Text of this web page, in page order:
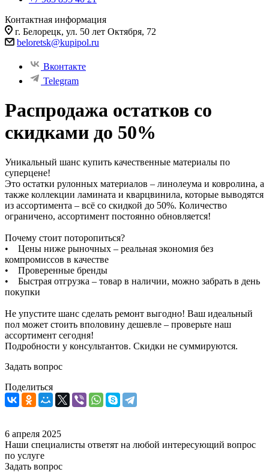
Контактная информация
г. Белорецк, ул. 50 лет Октября, 72
beloretsk@kupipol.ru
Вконтакте
Telegram
Распродажа остатков со
скидками до 50%
Уникальный шанс купить качественные материалы по
суперцене!
Это остатки рулонных материалов – линолеума и ковролина, а
также коллекции ламината и кварцвинила, которые выводятся
из ассортимента – всё со скидкой до 50%. Количество
ограничено, ассортимент постоянно обновляется!
Почему стоит поторопиться?
• Цены ниже рыночных – реальная экономия без
компромиссов в качестве
• Проверенные бренды
• Быстрая отгрузка – товар в наличии, можно забрать в день
покупки
Не упустите шанс сделать ремонт выгодно! Ваш идеальный
пол может стоить вполовину дешевле – проверьте наш
ассортимент сегодня!
Подробности у консультантов. Скидки не суммируются.
Задать вопрос
Поделиться
6 апреля 2025
Наши специалисты ответят на любой интересующий вопрос
по услуге
Задать вопрос